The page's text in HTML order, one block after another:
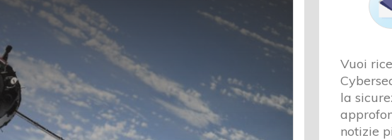
Vuoi
la
notizie